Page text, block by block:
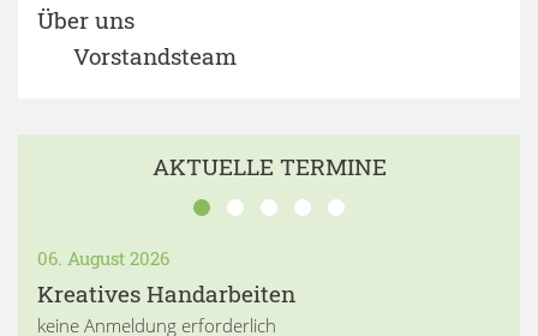
Über uns
Vorstandsteam
AKTUELLE TERMINE
06. August 2026
Kreatives Handarbeiten
keine Anmeldung erforderlich